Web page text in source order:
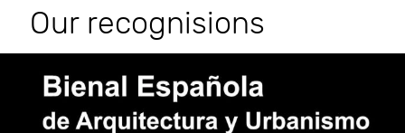
Our recognisions